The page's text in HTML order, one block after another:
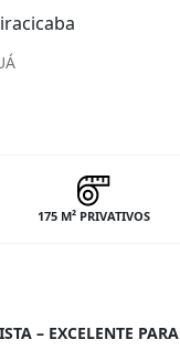
175 M² PRIVATIVOS
– EXCELENTE